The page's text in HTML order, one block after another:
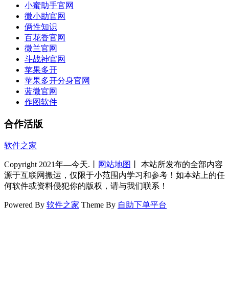
小蜜助手官网
微小助官网
俩性知识
百花香官网
微兰官网
斗战神官网
苹果多开
苹果多开分身官网
蓝微官网
作图软件
合作活版
软件之家
Copyright 2021年—今天.丨 网站地图
丨 本站所发布的全部内容
源于互联网搬运，仅限于小范围内学习和参考！如本站上的任
何软件或资料侵犯你的版权，请与我们联系！
Powered By 软件之家 Theme By 自助下单平台